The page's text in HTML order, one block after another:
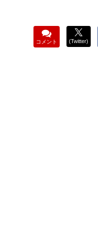
コメント (Twitter)